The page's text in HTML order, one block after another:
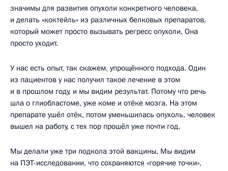
значимы для развития опухоли конкретного человека,
и делать «коктейль» из различных белковых препаратов,
который может просто вызывать регресс опухоли. Она
просто уходит.
У нас есть опыт, так скажем, упрощённого подхода. Один
из пациентов у нас получил такое лечение в этом
и в прошлом году, и мы видим результат. Потому что речь
шла о глиобластоме, уже коме и отёке мозга. На этом
препарате ушёл отёк, потом уменьшилась опухоль, человек
вышел на работу, с тех пор прошёл уже почти год.
Мы делали уже три подкола этой вакцины. Мы видим
на ПЭТ-исследовании, что сохраняются «горячие точки»,